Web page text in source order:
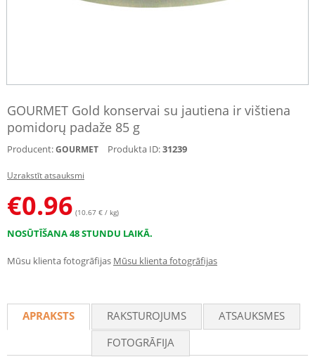
GOURMET Gold konservai su jautiena ir vištiena
pomidorų padaže 85 g
Producent:GOURMET Produkta ID:31239
Uzrakstīt atsauksmi
€0.96 (10.67 € / kg)
NOSŪTĪŠANA 48 STUNDU LAIKĀ.
Mūsu klienta fotogrāfijas Mūsu klienta fotogrāfijas
APRAKSTS RAKSTUROJUMS
ATSAUKSMES
FOTOGRĀFIJA